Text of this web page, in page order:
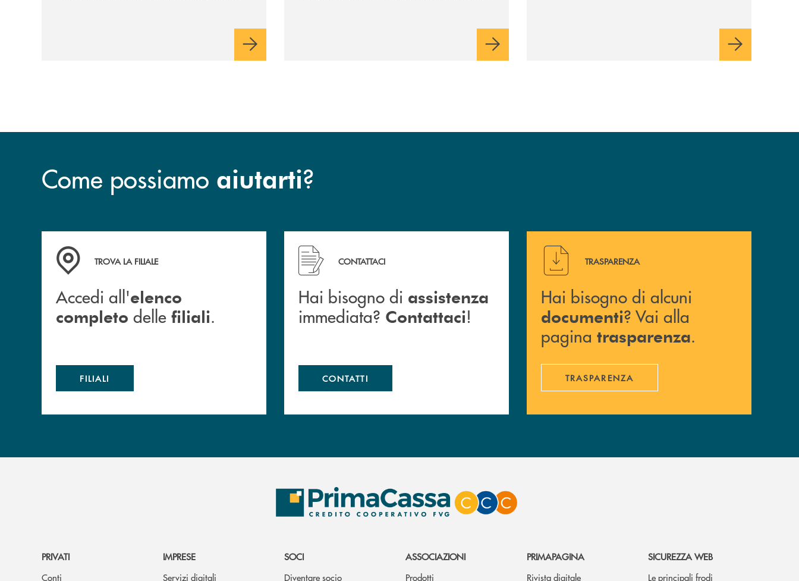
sulla condivisione di valori comuni e sulla
prossimità ai territori, per ampliare l’offerta
Come possiamo aiutarti?
Accedi all' elenco completo delle filiali .
TROVA LA FILIALE
Accedi all'elenco
completo delle filiali.
FILIALI
Hai bisogno di assistenza immediata? Contattaci !
CONTATTACI
Hai bisogno di assistenza
immediata? Contattaci!
CONTATTI
Hai bisogno di alcuni documenti ? Vai alla pagina
TRASPARENZA
Hai bisogno di alcuni
documenti? Vai alla
pagina trasparenza.
TRASPARENZA
PRIVATI
Conti
IMPRESE
Servizi digitali
SOCI
Diventare socio
ASSOCIAZIONI
Prodotti
PRIMAPAGINA
Rivista digitale
SICUREZZA WEB
Le principali frodi